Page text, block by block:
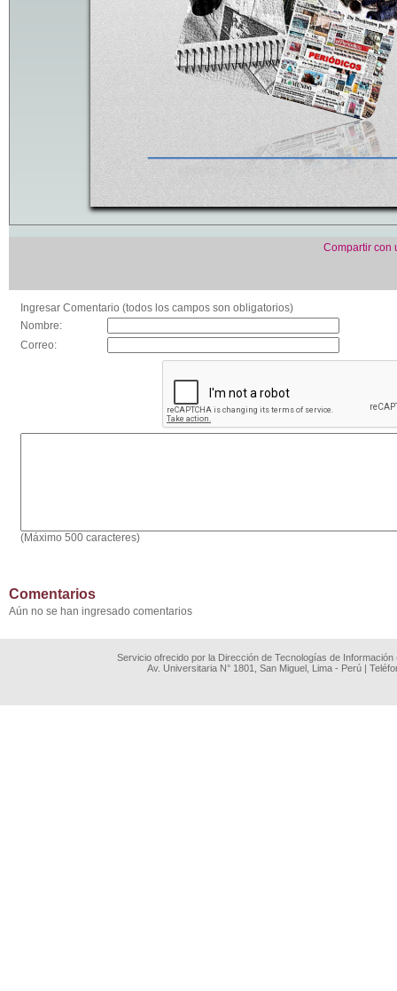
Compartir con
Ingresar Comentario (todos los campos son obligatorios)
Nombre:
Correo:
(Máximo 500 caracteres)
Comentarios
Aún no se han ingresado comentarios
Servicio ofrecido por la Dirección de Tecnologías de
Av. Universitaria N° 1801, San Miguel, Lima - Perú |